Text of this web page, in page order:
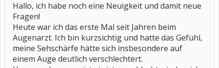
Hallo, ich habe noch eine Neuigkeit und damit neue
Fragen!
Heute war ich das erste Mal seit Jahren beim
Augenarzt. Ich bin kurzsichtig und hatte das Gefühl,
meine Sehschärfe hätte sich insbesondere auf
einem Auge deutlich verschlechtert.